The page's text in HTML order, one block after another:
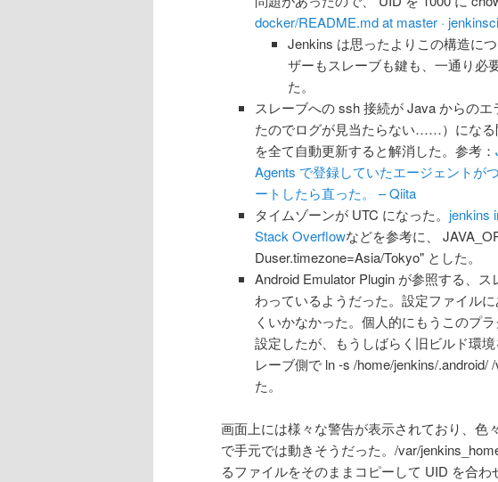
docker/README.md at master ·
Jenkins は思ったよりこの構造に
ザーもスレーブも鍵も、一通り必
た。
スレーブへの ssh 接続が Java からの
たのでログが見当たらない……）になる
を全て自動更新すると解消した。参考：
Agents で登録していたエージェントが
ートしたら直った。 – Qiita
タイムゾーンが UTC になった。 jenkins
Stack Overflowなどを参考に、
Duser.timezone=Asia/Tokyo" とした。
Android Emulator Plugin が参照する、
わっているようだった。設定ファイル
くいかなかった。個人的にもうこのプ
設定したが、もうしばらく旧ビルド環
レーブ側で ln -s /home/jenkins/.android/
た。
画面上には様々な警告が表示されており、色
で手元では動きそうだった。/var/
るファイルをそのままコピーして UID を合